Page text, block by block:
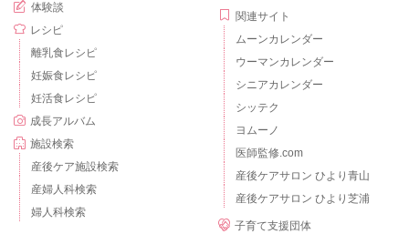
体験談
レシピ
離乳食レシピ
妊娠食レシピ
妊活食レシピ
成長アルバム
施設検索
産後ケア施設検索
産婦人科検索
婦人科検索
関連サイト
ムーンカレンダー
ウーマンカレンダー
シニアカレンダー
シッテク
ヨムーノ
医師監修.com
産後ケアサロン ひより青山
産後ケアサロン ひより芝浦
子育て支援団体